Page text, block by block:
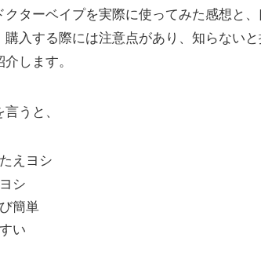
クターベイプを実際に使ってみた感想と
購入する際には注意点があり、知らない
します。
うと、
えヨシ
シ
簡単
い